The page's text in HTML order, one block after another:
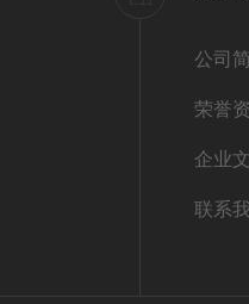
公司
荣誉
企业
联系